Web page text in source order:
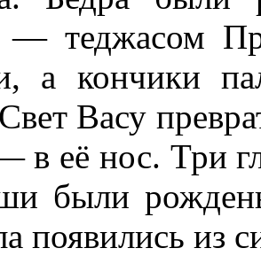
— теджасом
а кончики
Васу
в её нос. Три
были
появились из